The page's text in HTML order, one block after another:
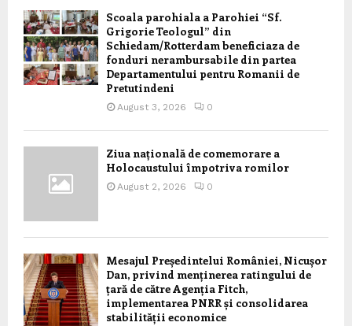
Scoala parohiala a Parohiei “Sf.
Grigorie Teologul” din
Schiedam/Rotterdam beneficiaza de
fonduri nerambursabile din partea
Departamentului pentru Romanii de
Pretutindeni
August 3, 2026 0
Ziua națională de comemorare a
Holocaustului împotriva romilor
August 2, 2026 0
Mesajul Președintelui României, Nicușor
Dan, privind menținerea ratingului de
țară de către Agenția Fitch,
implementarea PNRR și consolidarea
stabilității economice